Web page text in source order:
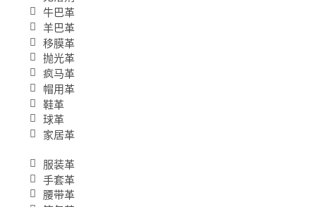
牛巴革
羊巴革
移膜革
抛光革
疯马革
帽用革
鞋革
球革
家居革
服装革
手套革
腰带革